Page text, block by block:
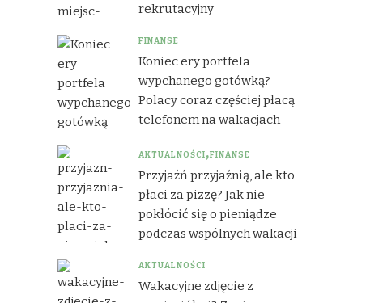
rekrutacyjny
FINANSE
Koniec ery portfela
wypchanego gotówką?
Polacy coraz częściej płacą
telefonem na wakacjach
AKTUALNOŚCI FINANSE
Przyjaźń przyjaźnią, ale kto
płaci za pizzę? Jak nie
pokłócić się o pieniądze
podczas wspólnych wakacji
AKTUALNOŚCI
Wakacyjne zdjęcie z